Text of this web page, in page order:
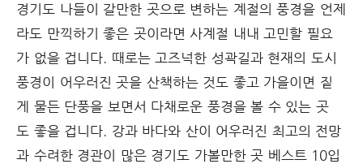
경기도 나들이 갈만한 곳으로 변하는 계절의 풍경을 언제
라도 만끽하기 좋은 곳이라면 사계절 내내 고민할 필요
가 없을 겁니다. 때로는 고즈넉한 성곽길과 현재의 도시
풍경이 어우러진 곳을 산책하는 것도 좋고 가을이면 짙
게 물든 단풍을 보면서 다채로운 풍경을 볼 수 있는 곳
도 좋을 겁니다. 강과 바다와 산이 어우러진 최고의 전망
과 수려한 경관이 많은 경기도 가볼만한 곳 베스트 10입